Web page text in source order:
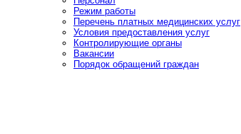
Режим работы
Перечень платных медицинских услуг
Условия предоставления услуг
Контролирующие органы
Вакансии
Порядок обращений граждан